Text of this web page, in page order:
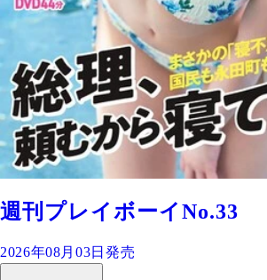
週刊プレイボーイNo.33
2026年08月03日発売